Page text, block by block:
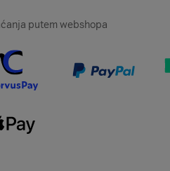
putem webshopa